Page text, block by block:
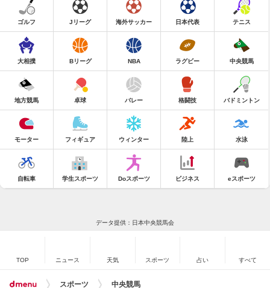
ゴルフ Jリーグ 海外サッカー 日本代表 テニス
大相撲 Bリーグ NBA ラグビー 中央競馬
地方競馬 卓球 バレー 格闘技 バドミントン
モーター フィギュア ウィンター 陸上 水泳
自転車 学生スポーツ Doスポーツ ビジネス eスポーツ
データ提供：日本中央競馬会
TOP ニュース 天気 スポーツ 占い すべて
スポーツ 中央競馬